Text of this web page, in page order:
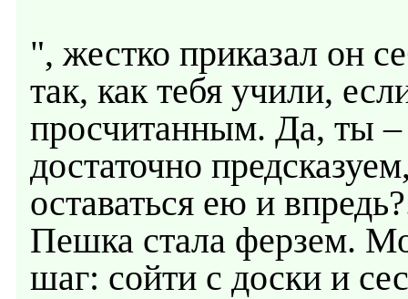
", жестко приказал он
так, как тебя учили,
просчитанным. Да, ты –
достаточно
оставаться ею и
Пешка стала ферзем.
шаг: сойти с доски и